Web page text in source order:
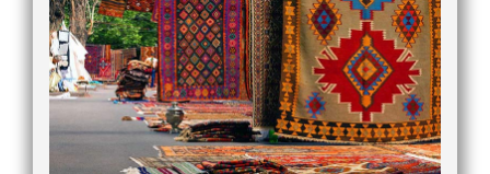
در خواست سرویس